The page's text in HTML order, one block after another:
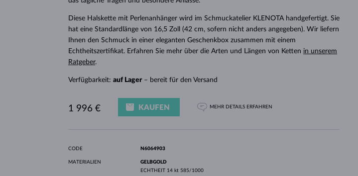
DURCHSEHEN
Diese Halskette mit Perlenanhänger wird im Schmuckatelier KLENOTA handgefertigt. Sie
hat eine Standardlänge von 16,5 Zoll (42 cm, sofern nicht anders angegeben). Wir liefern
Ihnen den Schmuck in einer eleganten Geschenkbox zusammen mit einem
Echtheitszertifikat. Erfahren Sie mehr über die Arten und Längen von Ketten in unserem
Ratgeber.
Verfügbarkeit: auf Lager– bereit für den Versand
1 996 € KAUFEN MEHR DETAILS ERFAHREN
CODE N6064903
MATERIALIEN
GELBGOLD
ECHTHEIT 14 kt 585/1000